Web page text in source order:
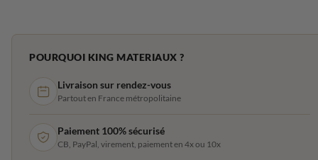
POURQUOI KING MATERIAUX ?
Livraison sur rendez-vous
Partout en France métropolitaine
Paiement 100% sécurisé
CB, PayPal, virement, paiement en 4x ou 10x